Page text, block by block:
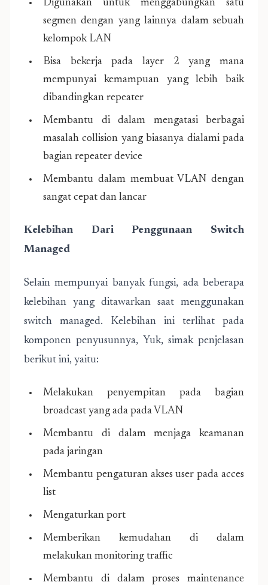
Digunakan untuk menggabungkan satu
segmen dengan yang lainnya dalam sebuah
kelompok LAN
Bisa bekerja pada layer 2 yang mana
mempunyai kemampuan yang lebih baik
dibandingkan repeater
Membantu di dalam mengatasi berbagai
masalah collision yang biasanya dialami pada
bagian repeater device
Membantu dalam membuat VLAN dengan
sangat cepat dan lancar
Kelebihan Dari Penggunaan Switch
Managed
Selain mempunyai banyak fungsi, ada beberapa
kelebihan yang ditawarkan saat menggunakan
switch managed. Kelebihan ini terlihat pada
komponen penyusunnya, Yuk, simak penjelasan
berikut ini, yaitu:
Melakukan penyempitan pada bagian
broadcast yang ada pada VLAN
Membantu di dalam menjaga keamanan
pada jaringan
Membantu pengaturan akses user pada acces
list
Mengaturkan port
Memberikan kemudahan di dalam
melakukan monitoring traffic
Membantu di dalam proses maintenance